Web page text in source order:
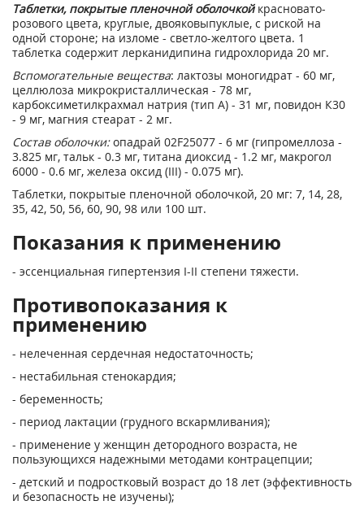
Таблетки, покрытые пленочной оболочкойкрасновато-
розового цвета, круглые, двояковыпуклые, с риской на
одной стороне; на изломе - светло-желтого цвета. 1
таблетка содержит лерканидипина гидрохлорида 20 мг.
Вспомогательные вещества: лактозы моногидрат - 60 мг,
целлюлоза микрокристаллическая - 78 мг,
карбоксиметилкрахмал натрия (тип А) - 31 мг, повидон К30
- 9 мг, магния стеарат - 2 мг.
Состав оболочки:опадрай 02F25077 - 6 мг (гипромеллоза -
3.825 мг, тальк - 0.3 мг, титана диоксид - 1.2 мг, макрогол
6000 - 0.6 мг, железа оксид (III) - 0.075 мг).
Таблетки, покрытые пленочной оболочкой, 20 мг: 7, 14, 28,
35, 42, 50, 56, 60, 90, 98 или 100 шт.
Показания к применению
- эссенциальная гипертензия I-II степени тяжести.
Противопоказания к
применению
- нелеченная сердечная недостаточность;
- нестабильная стенокардия;
- беременность;
- период лактации (грудного вскармливания);
- применение у женщин детородного возраста, не
пользующихся надежными методами контрацепции;
- детский и подростковый возраст до 18 лет (эффективность
и безопасность не изучены);